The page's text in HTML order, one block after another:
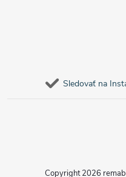
Sledovať na
Copyright 2026